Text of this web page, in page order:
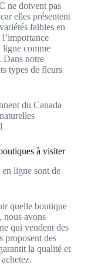
ne doivent pas
elles présentent
faibles en
ligne comme
Dans notre
types de fleurs
du Canada
à visiter
ligne sont de
quelle boutique
nous avons
qui vendent des
proposent des
la qualité et